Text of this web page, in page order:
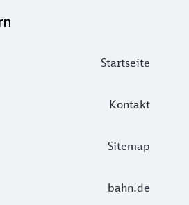
Startseite
Kontakt
Sitemap
bahn.de